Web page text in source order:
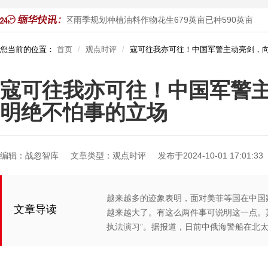
马圭省额别县区雨季规划种植油料作物花生679英亩已种590英亩
您当前的位置： 首页 观点时评 寇可往我亦可往！中国军警主动亮剑，
寇可往我亦可往！中国军警
明绝不怕事的立场
编辑：战忽智库 文章类型：观点时评 发布于2024-10-01 17:01:33
文章导读
越来越多的迹象表明，面对美菲等国在中
越来越大了。有这么两件事可说明这一点
执法演习”。据报道，日前中俄海警船在